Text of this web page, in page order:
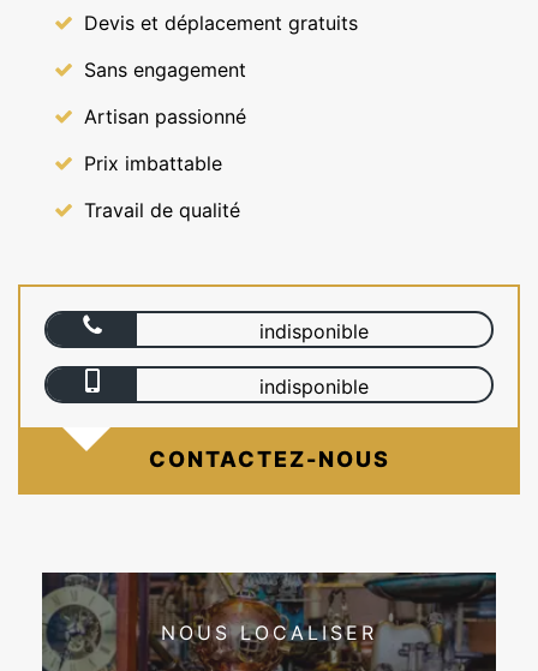
Devis et déplacement gratuits
Sans engagement
Artisan passionné
Prix imbattable
Travail de qualité
indisponible
indisponible
CONTACTEZ-NOUS
NOUS LOCALISER